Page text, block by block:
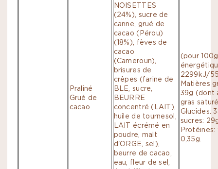
Praliné
Grué de
cacao
NOISETTES
(24%), sucre de
canne, grué de
cacao (Pérou)
(18%), fèves de
cacao
(Cameroun),
brisures de
crêpes (farine de
BLE, sucre,
BEURRE
concentré (LAIT),
huile de tournesol,
LAIT écrémé en
poudre, malt
d'ORGE, sel),
beurre de cacao,
eau, fleur de sel,
(pour
2299kJ/
Matières
39g (dont
gras
Glucides:
sucres:
Protéines:
0,35g.